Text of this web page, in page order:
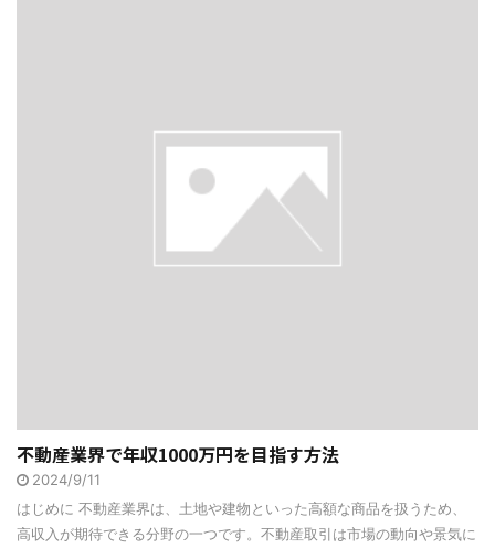
不動産業界で年収1000万円を目指す方法
2024/9/11
はじめに 不動産業界は、土地や建物といった高額な商品を扱うため、
高収入が期待できる分野の一つです。不動産取引は市場の動向や景気に